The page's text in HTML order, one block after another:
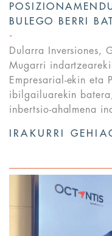
BULEGO BERRI
Dularra Inversiones,
Mugarri
Empresarial-ekin eta
ibilgailuarekin
inbertsio-ahalmena
IRAKURRI